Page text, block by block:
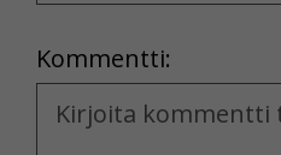
Kommentti:
Kommentti